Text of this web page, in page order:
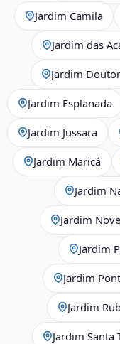
Jardim Camila
Jardim das
Jardim
Jardim Esplanada
Jardim Jussara
Jardim Maricá
Jardim
Jardim
Jardim
Jardim
Jardim
Jardim Santa